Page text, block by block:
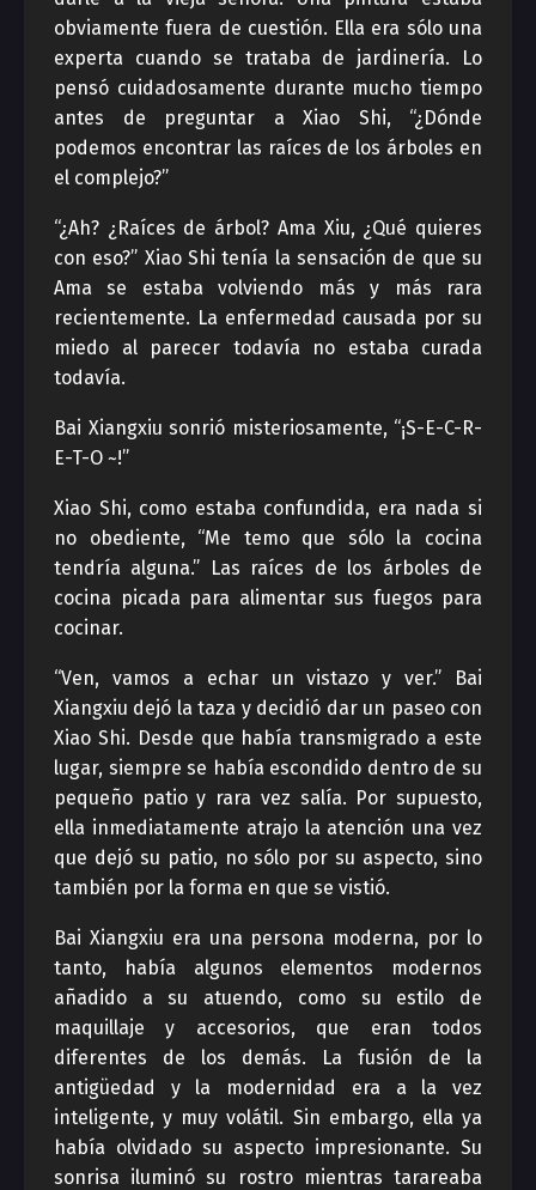
obviamente fuera de cuestión. Ella era sólo una
experta cuando se trataba de jardinería. Lo
pensó cuidadosamente durante mucho tiempo
antes de preguntar a Xiao Shi, “¿Dónde
podemos encontrar las raíces de los árboles en
el complejo?”
“¿Ah? ¿Raíces de árbol? Ama Xiu, ¿Qué quieres
con eso?” Xiao Shi tenía la sensación de que su
Ama se estaba volviendo más y más rara
recientemente. La enfermedad causada por su
miedo al parecer todavía no estaba curada
todavía.
Bai Xiangxiu sonrió misteriosamente, “¡S-E-C-R-
E-T-O ~!”
Xiao Shi, como estaba confundida, era nada si
no obediente, “Me temo que sólo la cocina
tendría alguna.” Las raíces de los árboles de
cocina picada para alimentar sus fuegos para
cocinar.
“Ven, vamos a echar un vistazo y ver.” Bai
Xiangxiu dejó la taza y decidió dar un paseo con
Xiao Shi. Desde que había transmigrado a este
lugar, siempre se había escondido dentro de su
pequeño patio y rara vez salía. Por supuesto,
ella inmediatamente atrajo la atención una vez
que dejó su patio, no sólo por su aspecto, sino
también por la forma en que se vistió.
Bai Xiangxiu era una persona moderna, por lo
tanto, había algunos elementos modernos
añadido a su atuendo, como su estilo de
maquillaje y accesorios, que eran todos
diferentes de los demás. La fusión de la
antigüedad y la modernidad era a la vez
inteligente, y muy volátil. Sin embargo, ella ya
había olvidado su aspecto impresionante. Su
sonrisa iluminó su rostro mientras tarareaba